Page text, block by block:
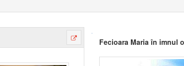
Fecioara Maria în imnul